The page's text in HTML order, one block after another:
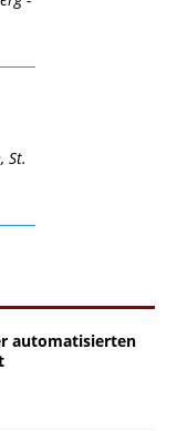
St.
automatisierten